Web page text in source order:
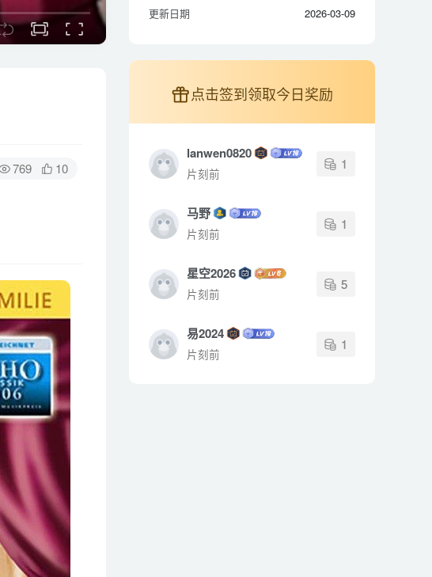
769 10
更新日期
2026-03-09
点击签到领取今日奖励
lanwen0820
片刻前
1
马野
片刻前
1
星空2026
片刻前
5
易2024
片刻前
1